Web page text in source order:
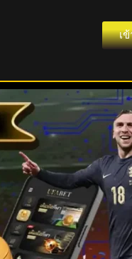
เ